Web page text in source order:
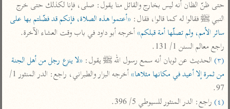
تفسير الثعالبي
تفسير السمرقندي
تفسير الثعلبي
البسيط للواحدي
تفسير أبي السعود
الكشاف للزمخشري
المأثور
الدر المنثور
تفسير مقاتل
تفسير قتادة
النبي ﷺ فقالوا له كما قالوا، فقال:
سائر الأمم، ولم تصلّها أمة قبلكم»
راجع معالم السنن 1/ 131.
(٣)
الحديث عن ثوبان أنه سمع رسول الله ﷺ يقول:
من ثمرة إلا أعيد في مكانها مثلاها»
97.
(٤)
راجع: الدر المنثور للسيوطي 5/ 396.